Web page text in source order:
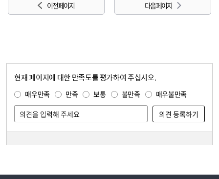
이전 페이지 다음 페이지
현재 페이지에 대한 만족도를 평가하여 주십시오.
매우만족 만족 보통 불만족 매우불만족